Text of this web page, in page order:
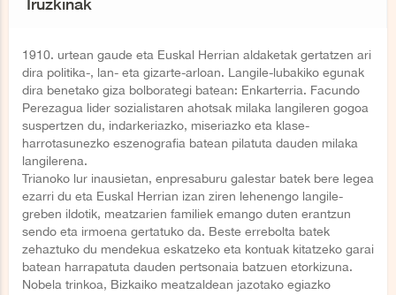
1910. urtean gaude eta Euskal Herrian aldaketak gertatzen ari
dira politika-, lan- eta gizarte-arloan. Langile-lubakiko egunak
dira benetako giza bolborategi batean: Enkarterria. Facundo
Perezagua lider sozialistaren ahotsak milaka langileren gogoa
suspertzen du, indarkeriazko, miseriazko eta klase-
harrotasunezko eszenografia batean pilatuta dauden milaka
langilerena.
Trianoko lur inausietan, enpresaburu galestar batek bere legea
ezarri du eta Euskal Herrian izan ziren lehenengo langile-
greben ildotik, meatzarien familiek emango duten erantzun
sendo eta irmoena gertatuko da. Beste errebolta batek
zehaztuko du mendekua eskatzeko eta kontuak kitatzeko garai
batean harrapatuta dauden pertsonaia batzuen etorkizuna.
Nobela trinkoa, Bizkaiko meatzaldean jazotako egiazko